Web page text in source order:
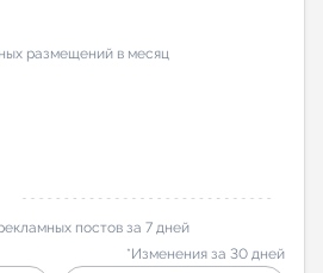
размещений в месяц
постов за 7 дней
*Изменения за 30 дней